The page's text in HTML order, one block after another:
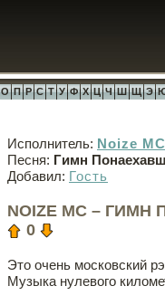
О П Р С Т У Ф Х Ц Ч Ш Щ Э
Исполнитель: Noize MC
Песня: Гимн
Добавил: Гость
NOIZE MC –
0
Это очень московский
Музыка нулевого